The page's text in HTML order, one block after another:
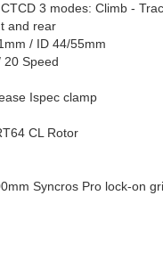
3 modes: Climb -
and rear
/ ID 44/55mm
20 Speed
Ispec clamp
CL Rotor
Syncros Pro lock-on